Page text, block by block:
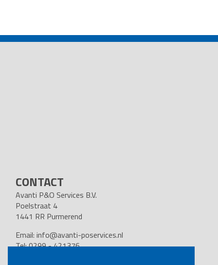
NAVIGATION
CONTACT
Avanti P&O Services B.V.
Poelstraat 4
1441 RR Purmerend
Email: info@avanti-poservices.nl
Tel: 0299 - 421376